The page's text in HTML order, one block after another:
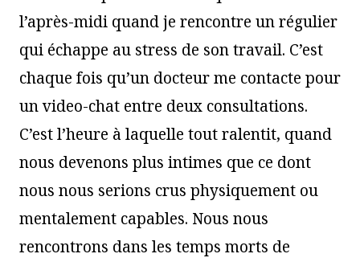
l’après-midi quand je rencontre un régulier
qui échappe au stress de son travail. C’est
chaque fois qu’un docteur me contacte pour
un video-chat entre deux consultations.
C’est l’heure à laquelle tout ralentit, quand
nous devenons plus intimes que ce dont
nous nous serions crus physiquement ou
mentalement capables. Nous nous
rencontrons dans les temps morts de